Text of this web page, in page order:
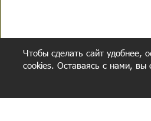
Чтобы сделать сайт удобнее,
cookies. Оставаясь с нами, вы